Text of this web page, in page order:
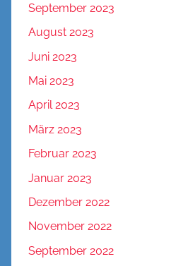
September 2023
August 2023
Juni 2023
Mai 2023
April 2023
März 2023
Februar 2023
Januar 2023
Dezember 2022
November 2022
September 2022